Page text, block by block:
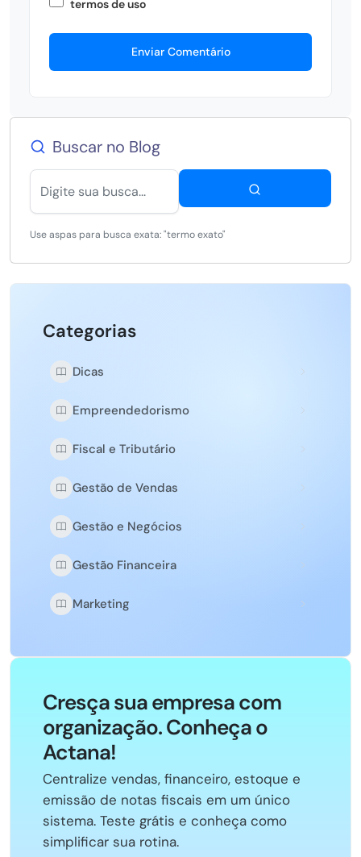
termos de uso
Enviar Comentário
Buscar no Blog
Use aspas para busca exata: "termo exato"
Categorias
Dicas
Empreendedorismo
Fiscal e Tributário
Gestão de Vendas
Gestão e Negócios
Gestão Financeira
Marketing
Cresça sua empresa com
organização. Conheça o
Actana!
Centralize vendas, financeiro, estoque e
emissão de notas fiscais em um único
sistema. Teste grátis e conheça como
simplificar sua rotina.